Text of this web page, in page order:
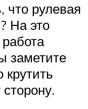
что рулевая
На это
заметите
крутить